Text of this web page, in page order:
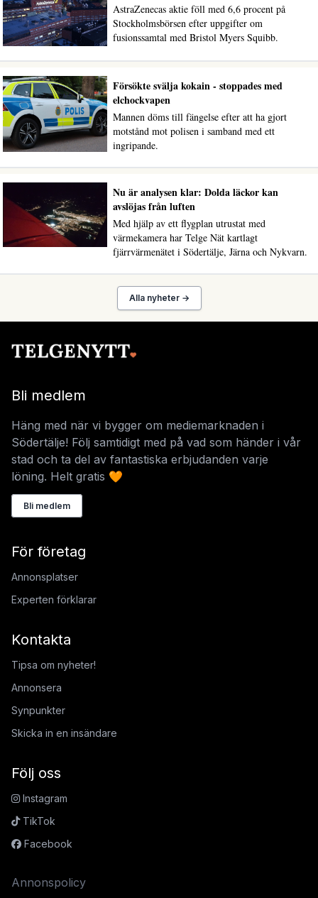
AstraZenecas aktie föll med 6,6 procent på
Stockholmsbörsen efter uppgifter om
fusionssamtal med Bristol Myers Squibb.
Försökte svälja kokain - stoppades med
elchockvapen
Mannen döms till fängelse efter att ha gjort
motstånd mot polisen i samband med ett
ingripande.
Nu är analysen klar: Dolda läckor kan
avslöjas från luften
Med hjälp av ett flygplan utrustat med
värmekamera har Telge Nät kartlagt
fjärrvärmenätet i Södertälje, Järna och Nykvarn.
Alla nyheter →
Bli medlem
Häng med när vi bygger om mediemarknaden i
Södertälje! Följ samtidigt med på vad som händer i vår
stad och ta del av fantastiska erbjudanden varje
löning. Helt gratis 🧡
Bli medlem
För företag
Annonsplatser
Experten förklarar
Kontakta
Tipsa om nyheter!
Annonsera
Synpunkter
Skicka in en insändare
Följ oss
Instagram
TikTok
Facebook
Annonspolicy